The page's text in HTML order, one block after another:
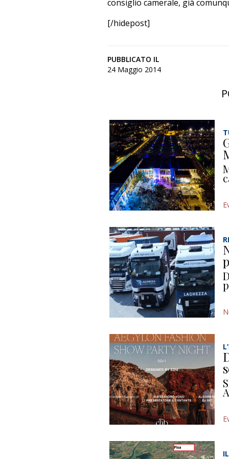
consiglio camerale, già
[/hidepost]
PUBBLICATO IL
24 Maggio 2014